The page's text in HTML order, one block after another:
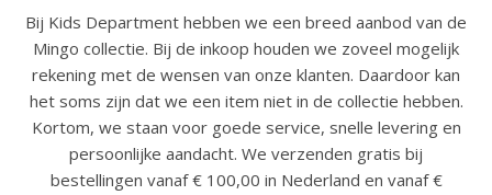
Bij Kids Department hebben we een breed aanbod van de
Mingo collectie. Bij de inkoop houden we zoveel mogelijk
rekening met de wensen van onze klanten. Daardoor kan
het soms zijn dat we een item niet in de collectie hebben.
Kortom, we staan voor goede service, snelle levering en
persoonlijke aandacht. We verzenden gratis bij
bestellingen vanaf € 100,00 in Nederland en vanaf €